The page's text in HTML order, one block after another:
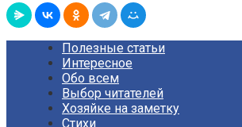
Полезные статьи
Интересное
Обо всем
Выбор читателей
Хозяйке на заметку
Стихи